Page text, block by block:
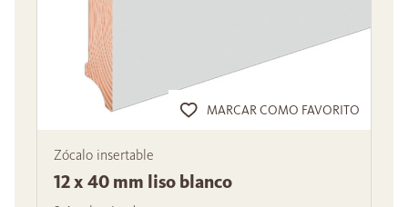
MARCAR COMO FAVORITO
Zócalo insertable
12 x 40 mm liso blanco